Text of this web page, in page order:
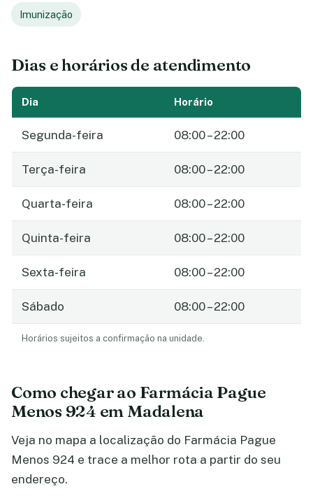
Imunização
Dias e horários de atendimento
Dia Horário
Segunda-feira 08:00 – 22:00
Terça-feira 08:00 – 22:00
Quarta-feira 08:00 – 22:00
Quinta-feira 08:00 – 22:00
Sexta-feira 08:00 – 22:00
Sábado 08:00 – 22:00
Horários sujeitos a confirmação na unidade.
Como chegar ao Farmácia Pague
Menos 924 em Madalena
Veja no mapa a localização do Farmácia Pague
Menos 924 e trace a melhor rota a partir do seu
endereço.